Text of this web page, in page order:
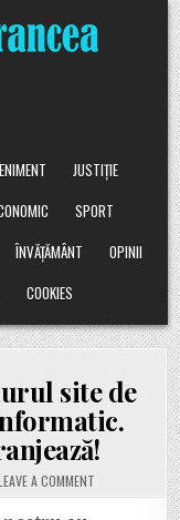
JUSTIȚIE
SPORT
ÎNVĂȚĂMÂNT
OPINII
COOKIES
site de
A COMMENT
EDIȚIE